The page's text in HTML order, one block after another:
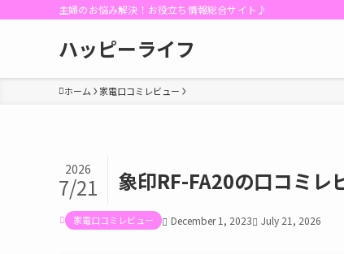
主婦のお悩み解決！お役立ち情報総合サイト♪
ハッピーライフ
ホーム 家電口コミレビュー
象印RF-FA20の口コミレ
2026
7/21
家電口コミレビュー December 1, 2023 July 21, 2026